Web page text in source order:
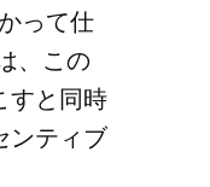
って仕
、この
すと同時
ンティブ